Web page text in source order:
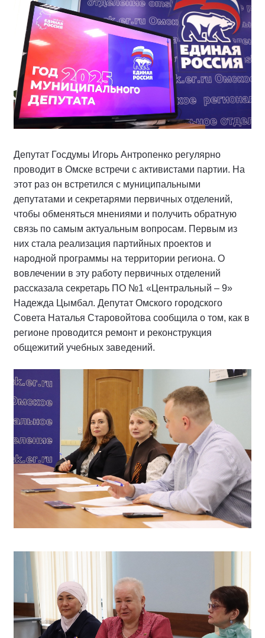
Депутат Госдумы Игорь Антропенко регулярно
проводит в Омске встречи с активистами партии. На
этот раз он встретился с муниципальными
депутатами и секретарями первичных отделений,
чтобы обменяться мнениями и получить обратную
связь по самым актуальным вопросам. Первым из
них стала реализация партийных проектов и
народной программы на территории региона. О
вовлечении в эту работу первичных отделений
рассказала секретарь ПО №1 «Центральный – 9»
Надежда Цымбал. Депутат Омского городского
Совета Наталья Старовойтова сообщила о том, как в
регионе проводится ремонт и реконструкция
общежитий учебных заведений.